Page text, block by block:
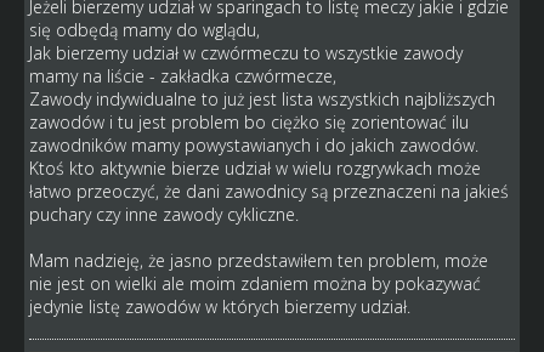
Jeżeli bierzemy udział w sparingach to listę meczy jakie i gdzie
się odbędą mamy do wglądu,
Jak bierzemy udział w czwórmeczu to wszystkie zawody
mamy na liście - zakładka czwórmecze,
Zawody indywidualne to już jest lista wszystkich najbliższych
zawodów i tu jest problem bo ciężko się zorientować ilu
zawodników mamy powystawianych i do jakich zawodów.
Ktoś kto aktywnie bierze udział w wielu rozgrywkach może
łatwo przeoczyć, że dani zawodnicy są przeznaczeni na jakieś
puchary czy inne zawody cykliczne.
Mam nadzieję, że jasno przedstawiłem ten problem, może
nie jest on wielki ale moim zdaniem można by pokazywać
jedynie listę zawodów w których bierzemy udział.